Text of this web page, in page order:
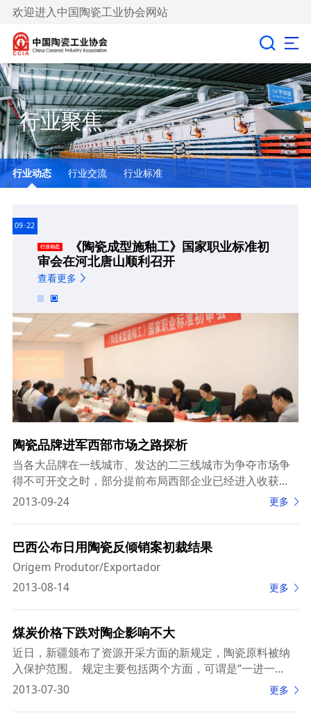
欢迎进入中国陶瓷工业协会网站
行业聚焦
行业动态 行业交流 行业标准
09 22
行业动态
《陶瓷成型施釉工》国家职业标准初
审会在河北唐山顺利召开
查看更多
陶瓷品牌进军西部市场之路探析
当各大品牌在一线城市、发达的二三线城市为争夺市场争
得不可开交之时，部分提前布局西部企业已经进入收获
期。四川夹江，西部发展最为成熟的陶瓷产区，去年陶瓷
2013-09-24 更多
巴西公布日用陶瓷反倾销案初裁结果
Origem Produtor/Exportador
2013-08-14
更多
煤炭价格下跌对陶企影响不大
近日，新疆颁布了资源开采方面的新规定，陶瓷原料被纳
入保护范围。 规定主要包括两个方面，可谓是“一进一
退”。“一进”是鼓励企业开采需要的紧急资源;“一退”是对那
2013-07-30 更多